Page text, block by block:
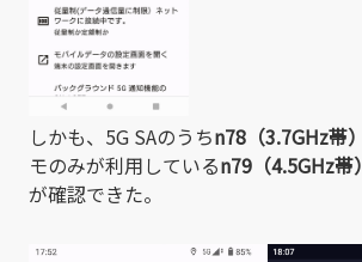
しかも、5G SAのうちn78（3.7GHz帯）
モのみが利用しているn79（4.5GHz帯）
が確認できた。